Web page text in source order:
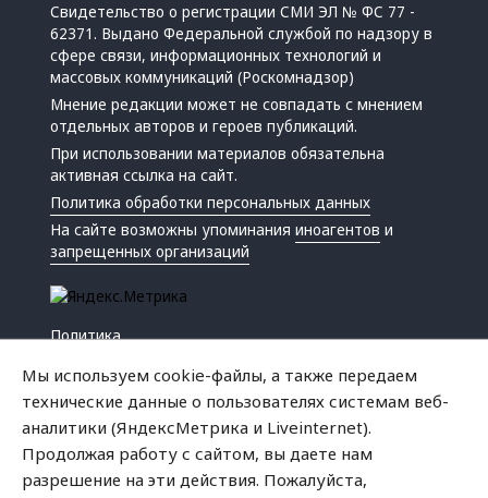
Свидетельство о регистрации СМИ ЭЛ № ФС 77 -
62371. Выдано Федеральной службой по надзору в
сфере связи, информационных технологий и
массовых коммуникаций (Роскомнадзор)
Мнение редакции может не совпадать с мнением
отдельных авторов и героев публикаций.
При использовании материалов обязательна
активная ссылка на сайт.
Политика обработки персональных данных
На сайте возможны упоминанияиноагентов и
запрещенных организаций
Политика
Мы используем cookie-файлы, а также передаем
технические данные о пользователях системам веб-
аналитики (ЯндексМетрика и Liveinternet).
Продолжая работу с сайтом, вы даете нам
разрешение на эти действия. Пожалуйста,